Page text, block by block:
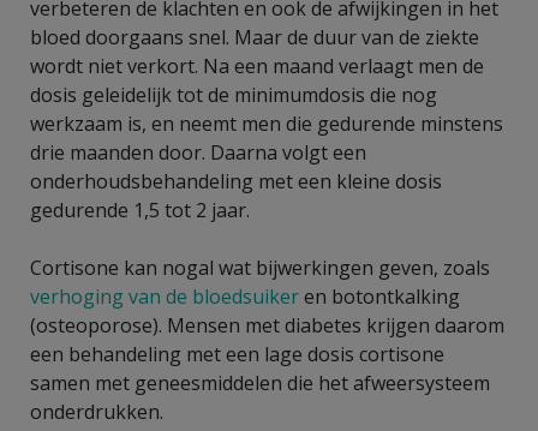
verbeteren de klachten en ook de afwijkingen in het
bloed doorgaans snel. Maar de duur van de ziekte
wordt niet verkort. Na een maand verlaagt men de
dosis geleidelijk tot de minimumdosis die nog
werkzaam is, en neemt men die gedurende minstens
drie maanden door. Daarna volgt een
onderhoudsbehandeling met een kleine dosis
gedurende 1,5 tot 2 jaar.
Cortisone kan nogal wat bijwerkingen geven, zoals
verhoging van de bloedsuikeren botontkalking
(osteoporose). Mensen met diabetes krijgen daarom
een behandeling met een lage dosis cortisone
samen met geneesmiddelen die het afweersysteem
onderdrukken.